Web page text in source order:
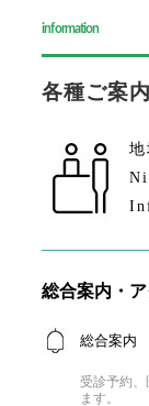
information
各種ご案内
総合案内・
総合案内
受診予約
ます。